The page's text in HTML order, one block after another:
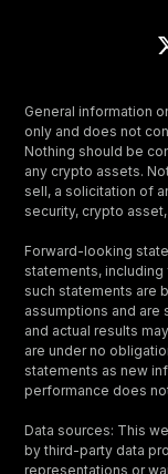
General information
only and does not
Nothing should be
any crypto assets.
sell, a solicitation of
security, crypto
Forward-looking
statements,
such statements are
assumptions and are
and actual results
are under no
statements as new
performance does
Data sources: This
by third-party data
representations or